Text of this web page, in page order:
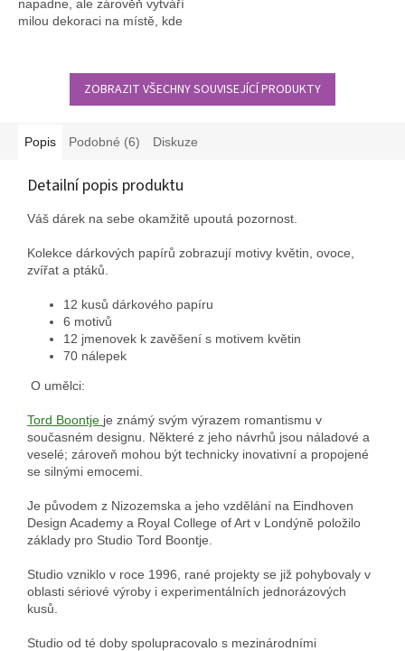
napadne, ale zárověň vytváří
milou dekoraci na místě, kde
ZOBRAZIT VŠECHNY SOUVISEJÍCÍ PRODUKTY
Popis Podobné (6) Diskuze
Detailní popis produktu
Váš dárek na sebe okamžitě upoutá pozornost.
Kolekce dárkových papírů zobrazují motivy květin, ovoce,
zvířat a ptáků.
12 kusů dárkového papíru
6 motivů
12 jmenovek k zavěšení s motivem květin
70 nálepek
O umělci:
Tord Boontje je známý svým výrazem romantismu v
současném designu. Některé z jeho návrhů jsou náladové a
veselé; zároveň mohou být technicky inovativní a propojené
se silnými emocemi.
Je původem z Nizozemska a jeho vzdělání na Eindhoven
Design Academy a Royal College of Art v Londýně položilo
základy pro Studio Tord Boontje.
Studio vzniklo v roce 1996, rané projekty se již pohybovaly v
oblasti sériové výroby i experimentálních jednorázových
kusů.
Studio od té doby spolupracovalo s mezinárodními